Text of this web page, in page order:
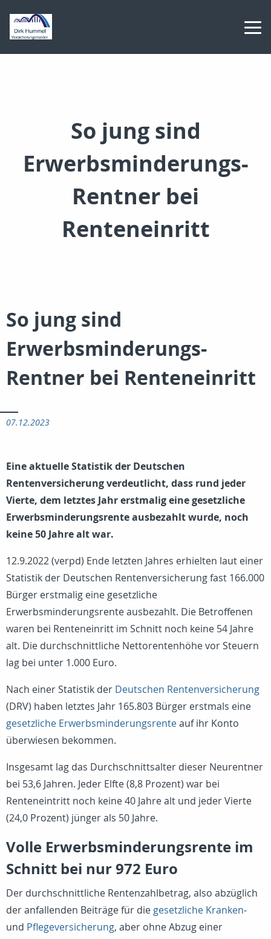
So jung sind
Erwerbsminderungs-
Rentner bei
Renteneinritt
So jung sind
Erwerbsminderungs-
Rentner bei Renteneinritt
07.12.2023
Eine aktuelle Statistik der Deutschen
Rentenversicherung verdeutlicht, dass rund jeder
Vierte, dem letztes Jahr erstmalig eine gesetzliche
Erwerbsminderungsrente ausbezahlt wurde, noch
keine 50 Jahre alt war.
12.9.2022 (verpd) Ende letzten Jahres erhielten laut einer
Statistik der Deutschen Rentenversicherung fast 166.000
Bürger erstmalig eine gesetzliche
Erwerbsminderungsrente ausbezahlt. Die Betroffenen
waren bei Renteneinritt im Schnitt noch keine 54 Jahre
alt. Die durchschnittliche Nettorentenhöhe vor Steuern
lag bei unter 1.000 Euro.
Nach einer Statistik der Deutschen Rentenversicherung
(DRV) haben letztes Jahr 165.803 Bürger erstmals eine
gesetzliche Erwerbsminderungsrenteauf ihr Konto
überwiesen bekommen.
Insgesamt lag das Durchschnittsalter dieser Neurentner
bei 53,6 Jahren. Jeder Elfte (8,8 Prozent) war bei
Renteneintritt noch keine 40 Jahre alt und jeder Vierte
(24,0 Prozent) jünger als 50 Jahre.
Volle Erwerbsminderungsrente im
Schnitt bei nur 972 Euro
Der durchschnittliche Rentenzahlbetrag, also abzüglich
der anfallenden Beiträge für die gesetzliche Kranken-
und Pflegeversicherung, aber ohne Abzug einer